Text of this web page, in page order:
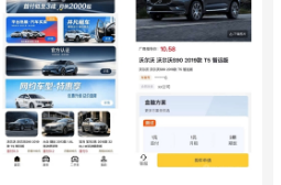
PHP开发的卡密分发系统源码/自动发卡
平台源码卡密系统/附后台管理